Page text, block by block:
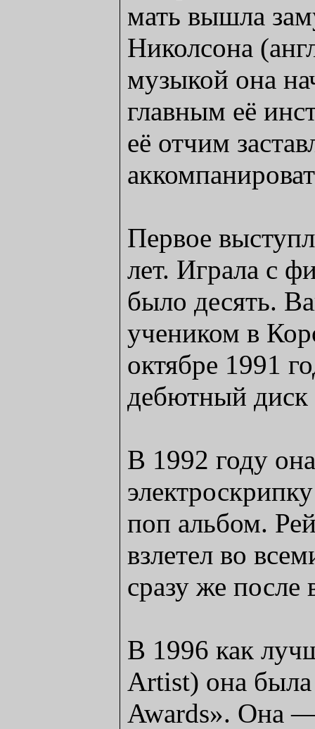
мать вышла
Николсона
музыкой она
главным её
её отчим
Первое
лет. Играла с
было десять.
учеником в
октябре 1991
дебютный
В 1992 году
поп альбом.
взлетел во
сразу же после
В 1996 как
Artist) она
Awards». Она